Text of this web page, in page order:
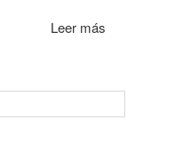
Leer más